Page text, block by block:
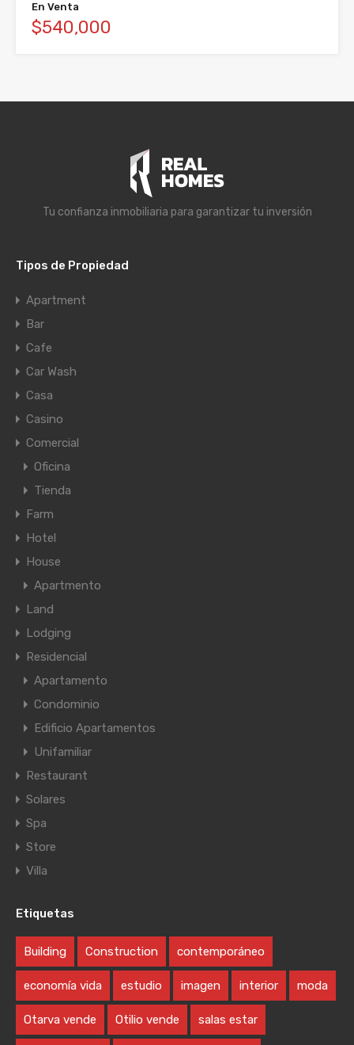
En Venta
$540,000
Tu confianza inmobiliaria para garantizar tu inversión
Tipos de Propiedad
Apartment
Bar
Cafe
Car Wash
Casa
Casino
Comercial
Oficina
Tienda
Farm
Hotel
House
Apartmento
Land
Lodging
Residencial
Apartamento
Condominio
Edificio Apartamentos
Unifamiliar
Restaurant
Solares
Spa
Store
Villa
Etiquetas
Building Construction contemporáneo
economía vida estudio imagen interior moda
Otarva vende Otilio vende salas estar